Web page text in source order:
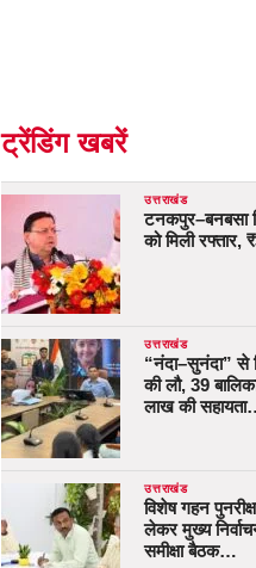
ट्रेंडिंग खबरें
उत्तराखंड
टनकपुर–बनबसा
को मिली रफ्तार,
उत्तराखंड
“नंदा–सुनंदा” से
की लौ, 39
लाख की
उत्तराखंड
विशेष गहन
लेकर मुख्य
समीक्षा बैठक…